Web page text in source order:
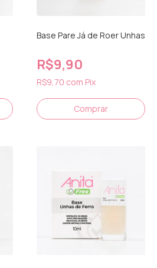
Base Pare Já de Roer Unhas
R$9,90
R$9,70 com Pix